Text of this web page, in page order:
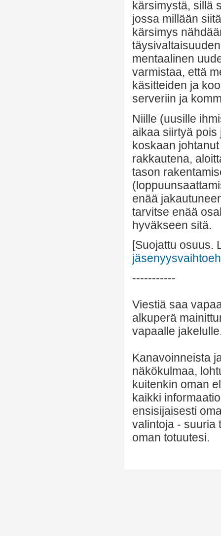
kärsimystä, sillä
jossa millään
kärsimys
mentaalinen
varmistaa, että
käsitteiden ja
serveriin ja
Niille (uusille
aikaa siirtyä
koskaan
rakkautena,
tason
enää
tarvitse enää
hyväkseen sitä.
[Suojattu osuus.
-----------
Viestiä saa
alkuperä
vapaalle
Kanavoinneista
näkökulmaa,
kuitenkin oman
kaikki
ensisijaisesti
valintoja - suuria
oman totuutesi.